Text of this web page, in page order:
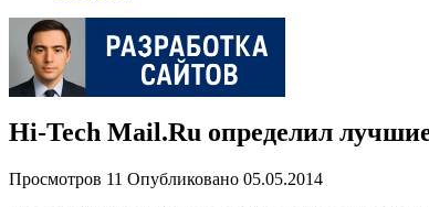
Hi-Tech Mail.Ru определил
Просмотров 11 Опубликовано 05.05.2014